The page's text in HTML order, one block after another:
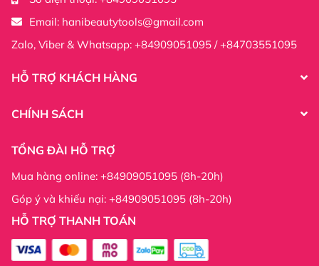
Thông tin công ty:
Email: hanibeautytools@gmail.com
Zalo, Viber & Whatsapp: +84909051095 / +84703551095
HỖ TRỢ KHÁCH HÀNG
CHÍNH SÁCH
TỔNG ĐÀI HỖ TRỢ
Mua hàng online: +84909051095 (8h-20h)
Góp ý và khiếu nại: +84909051095 (8h-20h)
HỖ TRỢ THANH TOÁN